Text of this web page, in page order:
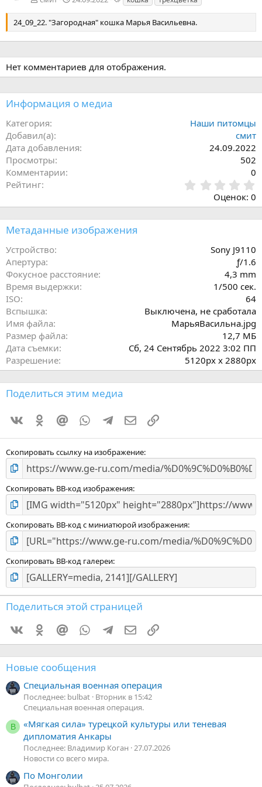
е
г
и
24_09_22. "Загородная" кошка Марья Васильевна.
Нет комментариев для отображения.
Информация о медиа
Категория
Наши питомцы
Добавил(а)
смит
Дата добавления
24.09.2022
Просмотры
502
Комментарии
0
Рейтинг
0
Оценок: 0
Метаданные изображения
Устройство
Sony J9110
Апертура
ƒ/1.6
Фокусное расстояние
4,3 mm
Время выдержки
1/500 сек.
ISO
64
Вспышка
Выключена, не сработала
Имя файла
МарьяВасильна.jpg
Размер файла
12,7 МБ
Дата съемки
Сб, 24 Сентябрь 2022 3:02 ПП
Разрешение
5120px x 2880px
Поделиться этим медиа
VkontakteOdnoklassniki
Mail.ruWhatsAppTelegramЭлектронная почта
Ссылка
Скопировать ссылку на изображение
Скопировать BB-код изображения
Скопировать BB-код с миниатюрой изображения
Скопировать BB-код галереи
Поделиться этой страницей
VkontakteOdnoklassniki
Mail.ruWhatsAppTelegramЭлектронная почта
Ссылка
Новые сообщения
Специальная военная операция
Последнее: bulbat Вторник в 15:42
Специальная военная операция.
В
«Мягкая сила» турецкой культуры или теневая
дипломатия Анкары
Последнее: Владимир Коган 27.07.2026
Новости со всего мира.
По Монголии